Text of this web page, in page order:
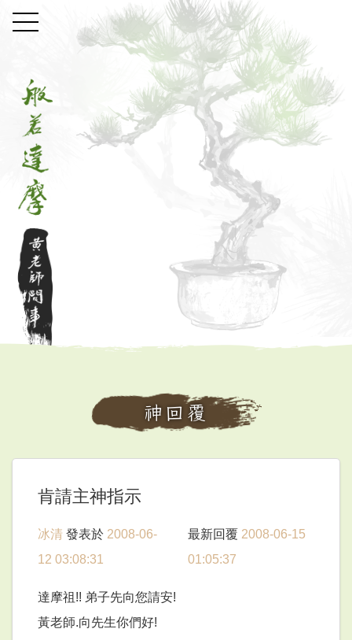
神回覆
肯請主神指示
冰清 發表於 2008-06-
12 03:08:31
最新回覆 2008-06-15
01:05:37
達摩祖!! 弟子先向您請安!
黃老師.向先生你們好!